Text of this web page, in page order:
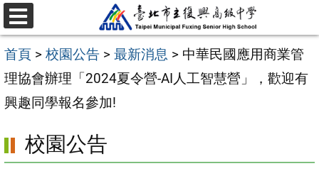
跳
至
主
要
內
區
選
單
首頁 > 校園公告 > 最新消息 > 中華民國應用商業管
理協會辦理「2024夏令營-AI人工智慧營」，歡迎有
興趣同學報名參加!
校園公告